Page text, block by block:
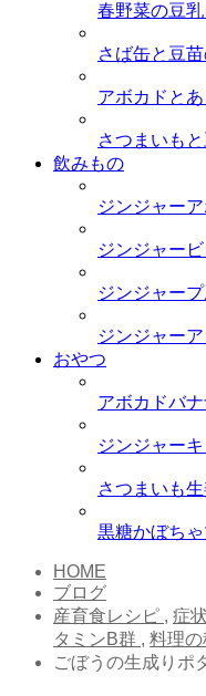
春野菜の豆
さば缶と豆
アボカドと
さつまいも
飲みもの
ジンジャー
ジンジャー
ジンジャー
ジンジャー
おやつ
アボカドバ
ジンジャー
さつまいも
黒糖かぼち
HOME
ブログ
産育食レシピ , 症
タミンB群 , 料理
ごぼうの生成りポ